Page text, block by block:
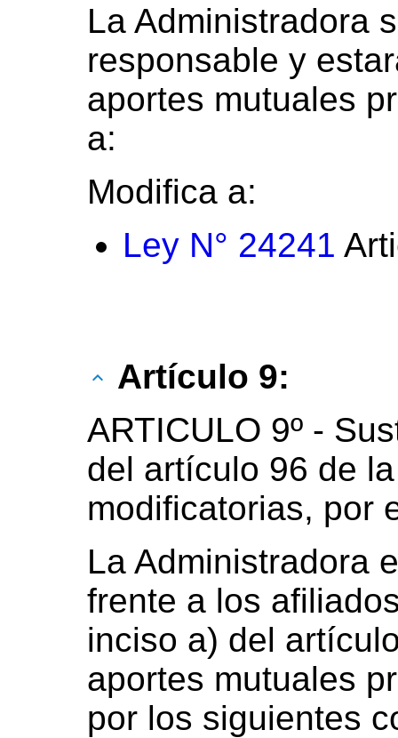
La Administradora
responsable y
aportes mutuales
a:
Modifica a:
Ley N° 24241
Artículo 9:
ARTICULO 9º -
del artículo 96 de
modificatorias, por
La Administradora
frente a los
inciso a) del
aportes mutuales
por los siguientes